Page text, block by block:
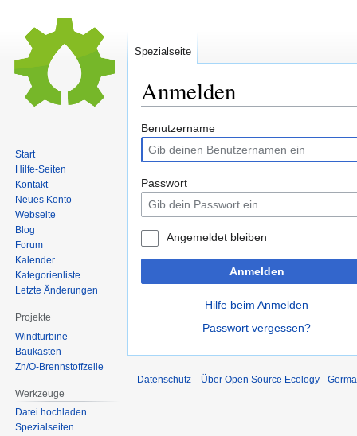
Anmelden
Zur
Navigation
springen
Zur
Suche
springen
Benutzername
Passwort
Angemeldet bleiben
Anmelden
Hilfe beim Anmelden
Passwort vergessen?
Spezialseite
Start
Hilfe-Seiten
Kontakt
Neues Konto
Webseite
Blog
Forum
Kalender
Kategorienliste
Letzte Änderungen
Projekte
Windturbine
Baukasten
Zn/O-Brennstoffzelle
Werkzeuge
Datei hochladen
Spezialseiten
Datenschutz Über Open Source Ecology -